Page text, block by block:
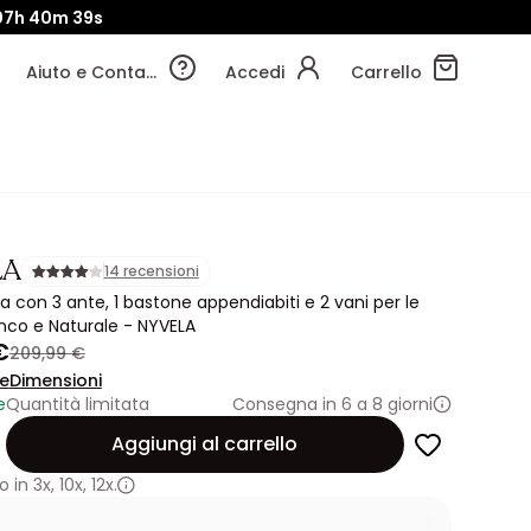
40m 37s
Aiuto e Contatti Accedi Carrello
14 recensioni
con 3 ante, 1 bastone appendiabiti e 2 vani per le
e Naturale - NYVELA
209,99 €
Dimensioni
Quantità limitata Consegna in 6 a 8 giorni
Aggiungi al carrello
in 3x, 10x, 12x.